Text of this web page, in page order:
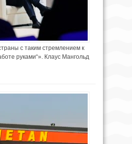
с таким стремлением к
руками“». Клаус Мангольд